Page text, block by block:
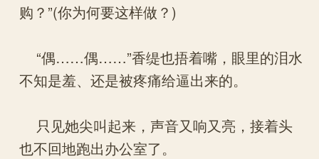
购？”(你为何要这样做？)
“偶……偶……”香缇也捂着嘴，眼里的泪水
不知是羞、还是被疼痛给逼出来的。
只见她尖叫起来，声音又响又亮，接着头
也不回地跑出办公室了。